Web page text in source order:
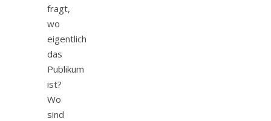
fragt,
wo
eigentlich
das
Publikum
ist?
Wo
sind